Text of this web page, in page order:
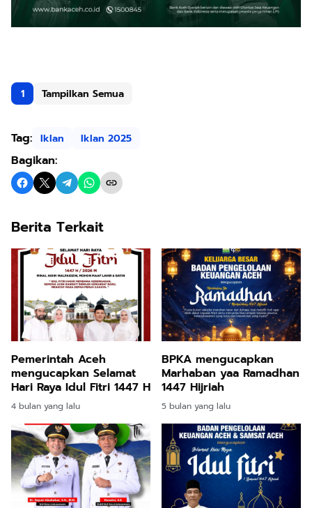
1 Tampilkan Semua
Tag: Iklan Iklan 2025
Bagikan:
Berita Terkait
Pemerintah Aceh
mengucapkan Selamat
Hari Raya Idul Fitri 1447 H
4 bulan yang lalu
BPKA mengucapkan
Marhaban yaa Ramadhan
1447 Hijriah
5 bulan yang lalu